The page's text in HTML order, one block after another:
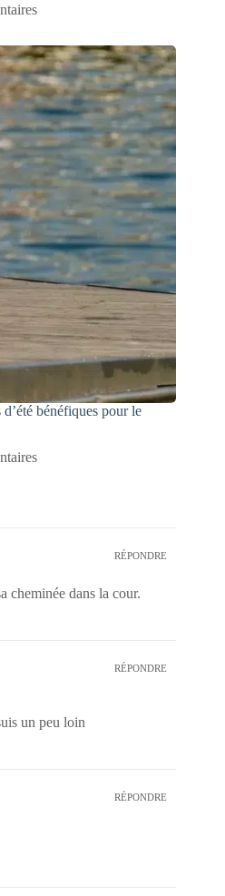
bénéfiques pour le
RÉPONDRE
cheminée dans la cour.
RÉPONDRE
un peu loin
RÉPONDRE